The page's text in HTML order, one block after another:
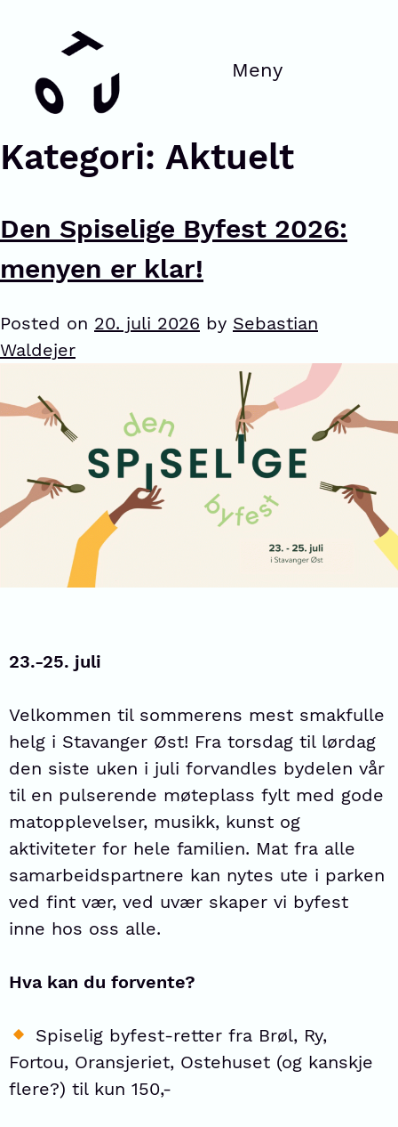
Kategori: Aktuelt
Den Spiselige Byfest 2026:
menyen er klar!
Posted on 20. juli 2026 by Sebastian
Waldejer
23.-25. juli
Velkommen til sommerens mest smakfulle
helg i Stavanger Øst! Fra torsdag til lørdag
den siste uken i juli forvandles bydelen vår
til en pulserende møteplass fylt med gode
matopplevelser, musikk, kunst og
aktiviteter for hele familien. Mat fra alle
samarbeidspartnere kan nytes ute i parken
ved fint vær, ved uvær skaper vi byfest
inne hos oss alle.
Hva kan du forvente?
Spiselig byfest-retter fra Brøl, Ry,
Fortou, Oransjeriet, Ostehuset (og kanskje
flere?) til kun 150,-